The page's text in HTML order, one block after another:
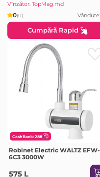
Vînzător: TopMag.md
0(0)
Cumpără Rapid
CashBack: 288
Robinet Electric WALTZ EFW-
6C3 3000W
575 L